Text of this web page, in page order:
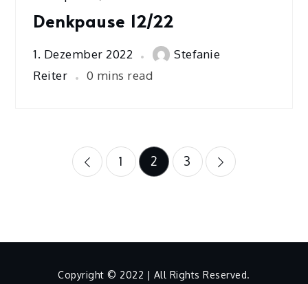
Denkpause 12/22
1. Dezember 2022
Stefanie
Reiter
0 mins read
Seitennummerierung
Beiträge
1 2 3
Copyright © 2022 | All Rights Reserved.